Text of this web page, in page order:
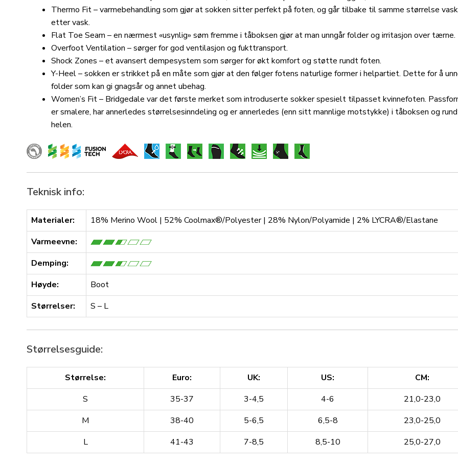
Thermo Fit – varmebehandling som gjør at sokken sitter perfekt på foten, og går tilbake til samme størrelse vask
etter vask.
Flat Toe Seam – en nærmest «usynlig» søm fremme i tåboksen gjør at man unngår folder og irritasjon over tærne.
Overfoot Ventilation – sørger for god ventilasjon og fukttransport.
Shock Zones – et avansert dempesystem som sørger for økt komfort og støtte rundt foten.
Y-Heel – sokken er strikket på en måte som gjør at den følger fotens naturlige former i helpartiet. Dette for å
folder som kan gi gnagsår og annet ubehag.
Women’s Fit – Bridgedale var det første merket som introduserte sokker spesielt tilpasset kvinnefoten.
er smalere, har annerledes størrelsesinndeling og er annerledes (enn sitt mannlige motstykke) i tåboksen og
helen.
Teknisk info:
Materialer:
18% Merino Wool | 52% Coolmax®/Polyester | 28% Nylon/Polyamide | 2% LYCRA®/Elastane
Varmeevne:
Demping:
Høyde:
Boot
Størrelser:
S – L
Størrelsesguide:
Størrelse: Euro: UK: US:
CM:
S
35-37 3-4,5 4-6
21,0-23,0
M
38-40 5-6,5 6,5-8
23,0-25,0
L
41-43 7-8,5 8,5-10 25,0-27,0